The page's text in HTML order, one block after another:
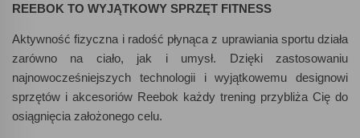
REEBOK TO WYJĄTKOWY SPRZĘT FITNESS
Aktywność fizyczna i radość płynąca z uprawiania sportu działa
zarówno na ciało, jak i umysł. Dzięki zastosowaniu
najnowocześniejszych technologii i wyjątkowemu designowi
sprzętów i akcesoriów Reebok każdy trening przybliża Cię do
osiągnięcia założonego celu.